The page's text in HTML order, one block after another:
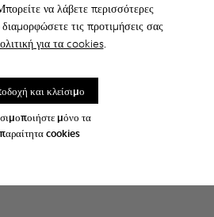
να λάβετε περισσότερες
τις προτιμήσεις σας
για τα cookies.
μόνο τα
cookies
και κλείσιμο
Get 50% Off
άλλα.